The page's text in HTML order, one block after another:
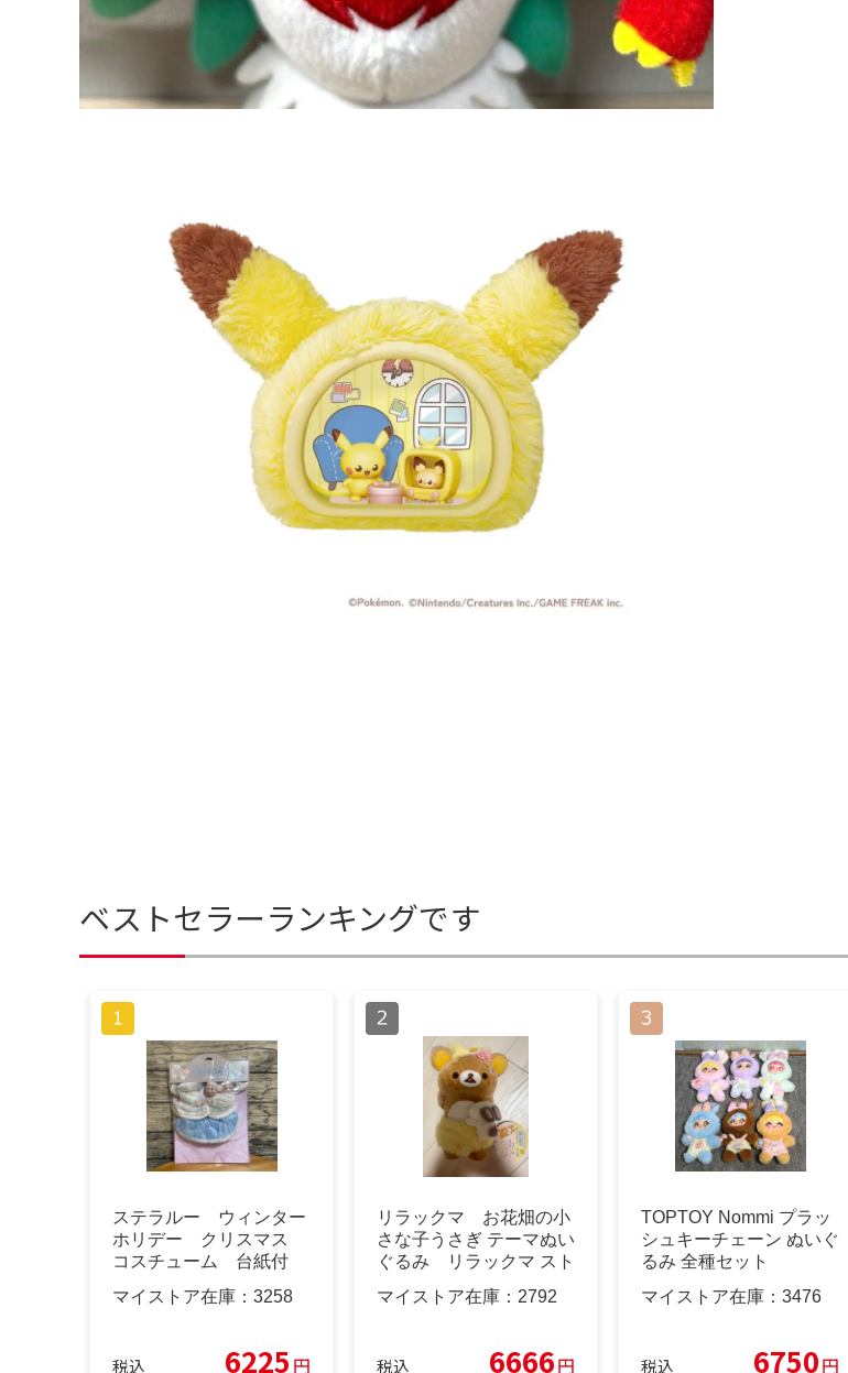
ベストセラーランキングです
ステラルー ウィンター
ホリデー クリスマス
コスチューム 台紙付
き 新品未使用
マイストア在庫： 3258
税込 6225 円
リラックマ お花畑の小
さな子うさぎ テーマぬい
ぐるみ リラックマ スト
マイストア在庫： 2792
税込 6666円
TOPTOY Nommi プラッ
シュキーチェーン ぬいぐ
るみ 全種セット
マイストア在庫： 3476
税込 6750円